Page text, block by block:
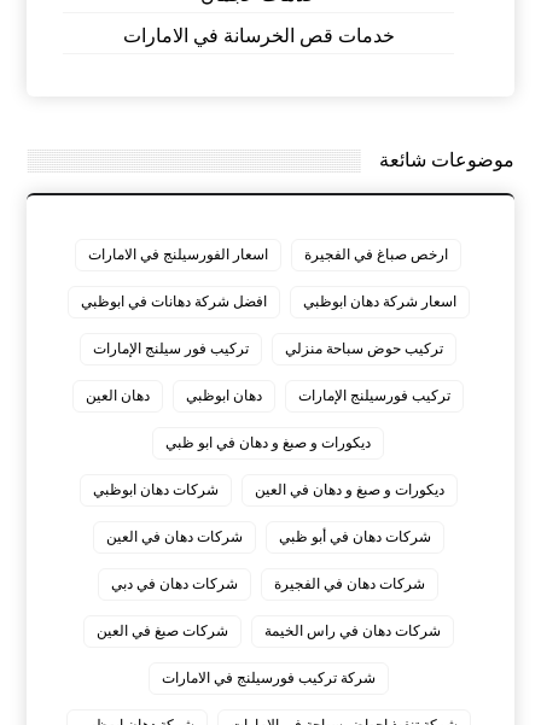
خدمات قص الخرسانة في الامارات
موضوعات شائعة
ارخص صباغ في الفجيرة اسعار الفورسيلنج في الامارات
اسعار شركة دهان ابوظبي افضل شركة دهانات في ابوظبي
تركيب حوض سباحة منزلي تركيب فور سيلنج الإمارات
تركيب فورسيلنج الإمارات دهان ابوظبي دهان العين
ديكورات و صبغ و دهان في ابو ظبي
ديكورات و صبغ و دهان في العين شركات دهان ابوظبي
شركات دهان في أبو ظبي شركات دهان في العين
شركات دهان في الفجيرة شركات دهان في دبي
شركات دهان في راس الخيمة شركات صبغ في العين
شركة تركيب فورسيلنج في الامارات